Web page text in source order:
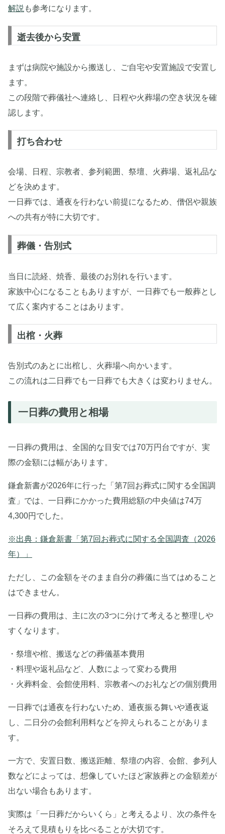
解説 も参考になります。
逝去後から安置
まずは病院や施設から搬送し、ご自宅や安置施設で安置し
ます。
この段階で葬儀社へ連絡し、日程や火葬場の空き状況を確
認します。
打ち合わせ
会場、日程、宗教者、参列範囲、祭壇、火葬場、返礼品な
どを決めます。
一日葬では、通夜を行わない前提になるため、僧侶や親族
への共有が特に大切です。
葬儀・告別式
当日に読経、焼香、最後のお別れを行います。
家族中心になることもありますが、一日葬でも一般葬とし
て広く案内することはあります。
出棺・火葬
告別式のあとに出棺し、火葬場へ向かいます。
この流れは二日葬でも一日葬でも大きくは変わりません。
一日葬の費用と相場
一日葬の費用は、全国的な目安では70万円台ですが、実
際の金額には幅があります。
鎌倉新書が2026年に行った「第7回お葬式に関する全国調
査」では、一日葬にかかった費用総額の中央値は74万
4,300円でした。
※出典：鎌倉新書「第7回お葬式に関する全国調査（2026
年）」
ただし、この金額をそのまま自分の葬儀に当てはめること
はできません。
一日葬の費用は、主に次の3つに分けて考えると整理しや
すくなります。
・祭壇や棺、搬送などの葬儀基本費用
・料理や返礼品など、人数によって変わる費用
・火葬料金、会館使用料、宗教者へのお礼などの個別費用
一日葬では通夜を行わないため、通夜振る舞いや通夜返
し、二日分の会館利用料などを抑えられることがありま
す。
一方で、安置日数、搬送距離、祭壇の内容、会館、参列人
数などによっては、想像していたほど家族葬との金額差が
出ない場合もあります。
実際は「一日葬だからいくら」と考えるより、次の条件を
そろえて見積もりを比べることが大切です。